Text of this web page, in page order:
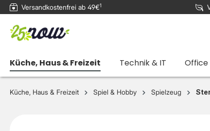
springen Zur Hauptnavigation springen
Versandkostenfrei ab 49€1
Küche, Haus & Freizeit Technik & IT Office
Küche, Haus & Freizeit Spiel & Hobby Spielzeug